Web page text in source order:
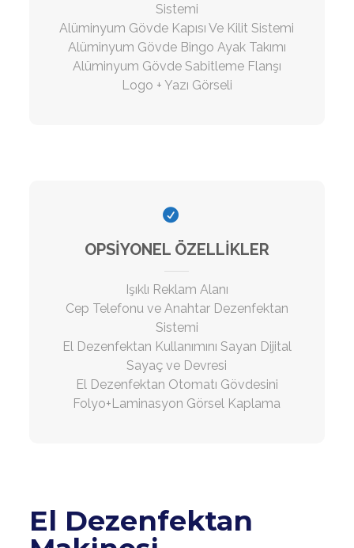
Sistemi
Alüminyum Gövde Kapısı Ve Kilit Sistemi
Alüminyum Gövde Bingo Ayak Takımı
Alüminyum Gövde Sabitleme Flanşı
Logo + Yazı Görseli
OPSİYONEL ÖZELLİKLER
Işıklı Reklam Alanı
Cep Telefonu ve Anahtar Dezenfektan
Sistemi
El Dezenfektan Kullanımını Sayan Dijital
Sayaç ve Devresi
El Dezenfektan Otomatı Gövdesini
Folyo+Laminasyon Görsel Kaplama
El Dezenfektan